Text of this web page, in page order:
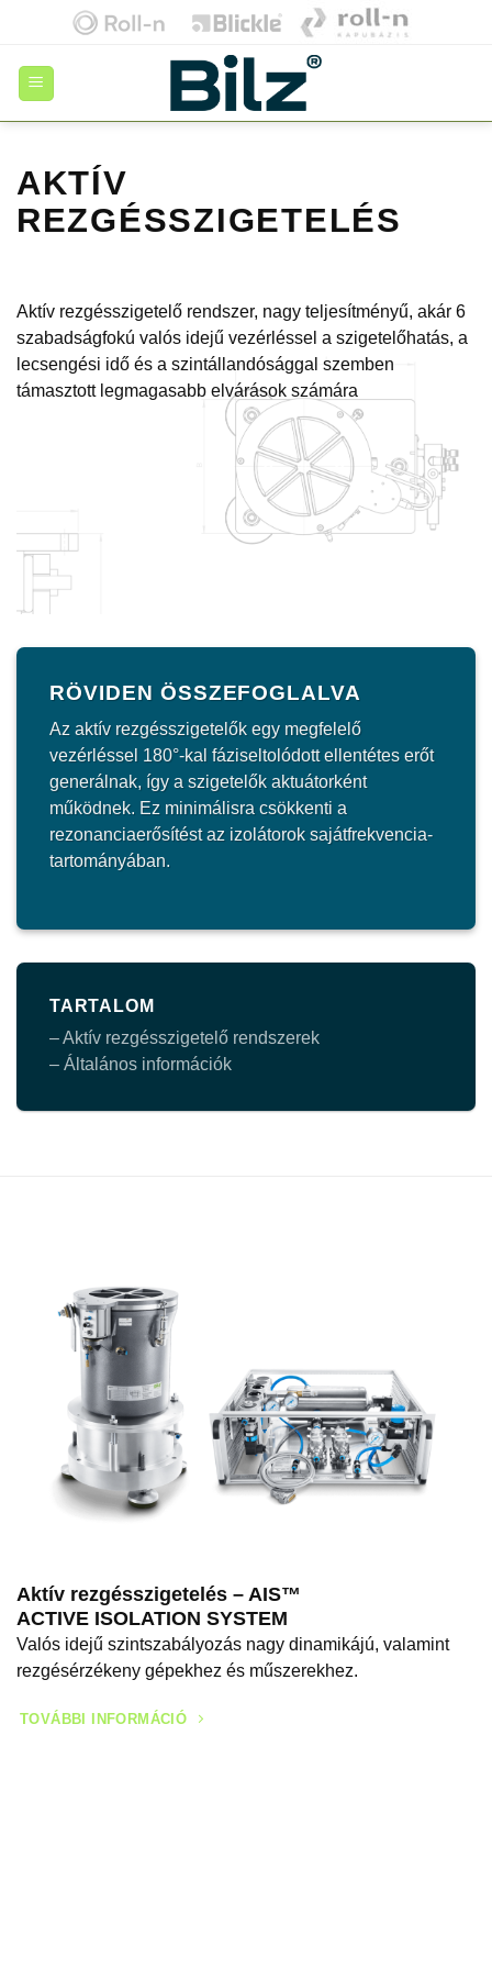
content
AKTÍV
REZGÉSSZIGETELÉS
Aktív rezgésszigetelő rendszer, nagy teljesítményű, akár 6
szabadságfokú valós idejű vezérléssel a szigetelőhatás, a
lecsengési idő és a szintállandósággal szemben
támasztott legmagasabb elvárások számára
RÖVIDEN ÖSSZEFOGLALVA
Az aktív rezgésszigetelők egy megfelelő
vezérléssel 180°-kal fáziseltolódott ellentétes erőt
generálnak, így a szigetelők aktuátorként
működnek. Ez minimálisra csökkenti a
rezonanciaerősítést az izolátorok sajátfrekvencia-
tartományában.
TARTALOM
– Aktív rezgésszigetelő rendszerek
– Általános információk
Aktív rezgésszigetelés – AIS™
ACTIVE ISOLATION SYSTEM
Valós idejű szintszabályozás nagy dinamikájú, valamint
rezgésérzékeny gépekhez és műszerekhez.
TOVÁBBI INFORMÁCIÓ